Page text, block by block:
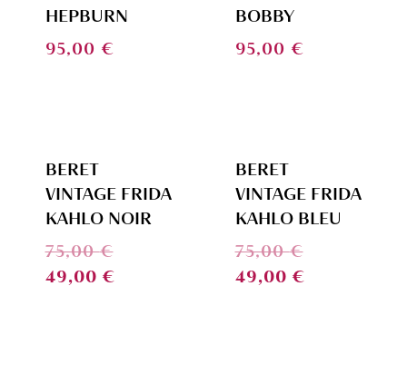
HEPBURN
95,00 €
BOBBY
95,00 €
BERET
VINTAGE FRIDA
KAHLO NOIR
75,00€
49,00 €
BERET
VINTAGE FRIDA
KAHLO BLEU
75,00€
49,00 €